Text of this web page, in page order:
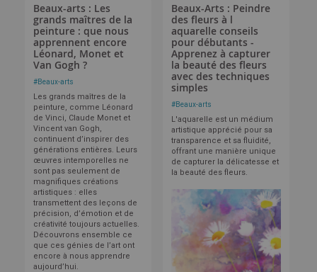
Beaux-arts : Les
grands maîtres de la
peinture : que nous
apprennent encore
Léonard, Monet et
Van Gogh ?
#Beaux-arts
Les grands maîtres de la
peinture, comme Léonard
de Vinci, Claude Monet et
Vincent van Gogh,
continuent d’inspirer des
générations entières. Leurs
œuvres intemporelles ne
sont pas seulement de
magnifiques créations
artistiques : elles
transmettent des leçons de
précision, d’émotion et de
créativité toujours actuelles.
Découvrons ensemble ce
que ces génies de l’art ont
encore à nous apprendre
aujourd’hui.
Beaux-Arts : Peindre
des fleurs à l
aquarelle conseils
pour débutants -
Apprenez à capturer
la beauté des fleurs
avec des techniques
simples
#Beaux-arts
L'aquarelle est un médium
artistique apprécié pour sa
transparence et sa fluidité,
offrant une manière unique
de capturer la délicatesse et
la beauté des fleurs.